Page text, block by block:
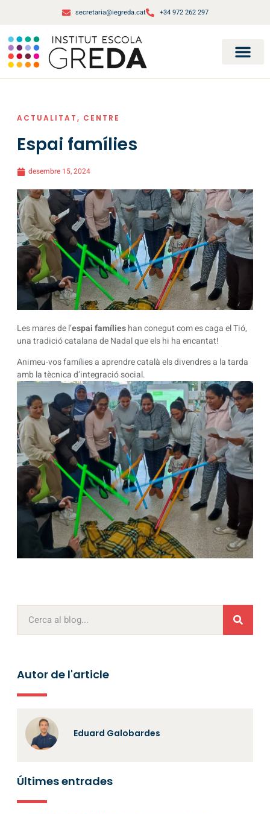
secretaria@iegreda.cat +34 972 262 297
ACTUALITAT, CENTRE
Espai famílies
desembre 15, 2024
Les mares de l’espai famílieshan conegut com es caga el Tió,
una tradició catalana de Nadal que els hi ha encantat!
Animeu-vos famílies a aprendre català els divendres a la tarda
amb la tècnica d’integració social.
Autor de l'article
Eduard Galobardes
Últimes entrades